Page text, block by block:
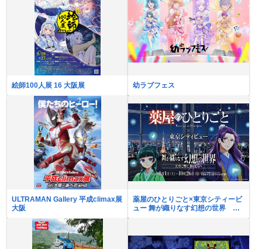
絵師100人展 16 大阪展 幼ラブフェス
ULTRAMAN Gallery 平成climax展
大阪
薬屋のひとりごと×東京シティービ
ュー 舞が織りなす幻想の世界 ―